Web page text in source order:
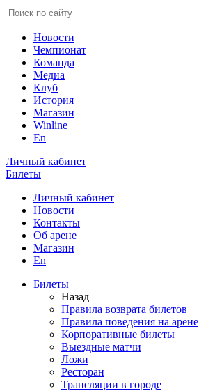
Новости
Чемпионат
Команда
Медиа
Клуб
История
Магазин
Winline
En
Личный кабинет
Билеты
Личный кабинет
Новости
Контакты
Об арене
Магазин
En
Билеты
Назад
Правила возврата билетов
Правила поведения на арене
Корпоративные билеты
Выездные матчи
Ложи
Ресторан
Трансляции в городе